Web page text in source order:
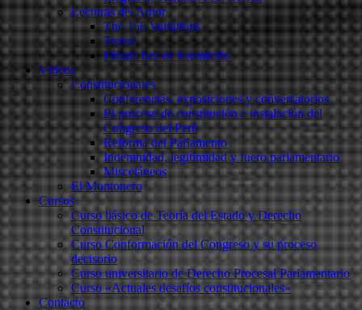
Lecturas del Autor
The 156 Variations
Trovo
Fábula hez de Eremitaño
Vídeos
Constitucionales
Conferencias, exposiciones y conversatorios
El proceso de constitución e instalación del
Congreso del Perú
Reforma del Parlamento
Indemnidad, legitimidad y fuero parlamentario
Misceláneos
El Montonero
Cursos
Curso básico de Teoría del Estado y Derecho
Constitucional
Curso Conformación del Congreso y su proceso
decisorio
Curso universitario de Derecho Procesal Parlamentario
Curso «Actuales desafíos constitucionales»
Contacto